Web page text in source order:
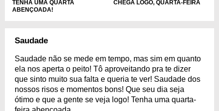
TENHA UMA QUARTA
ABENÇOADA!
CHEGA LOGO, QUARTA-FEIRA
Saudade
Saudade não se mede em tempo, mas sim em quanto
ela nos aperta o peito! Tô aproveitando pra te dizer
que sinto muito sua falta e queria te ver! Saudade dos
nossos risos e momentos bons! Que seu dia seja
ótimo e que a gente se veja logo! Tenha uma quarta-